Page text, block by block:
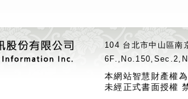
104 台北市中山區
本網站智慧財產權
未經正式書面授權